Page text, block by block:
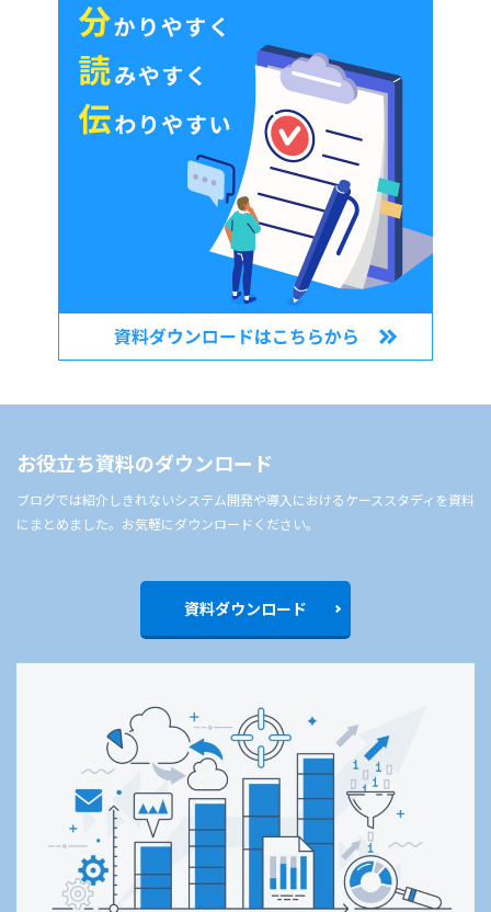
お役立ち資料のダウンロード
ブログでは紹介しきれないシステム開発や導入におけるケーススタディを資料
にまとめました。お気軽にダウンロードください。
資料ダウンロード